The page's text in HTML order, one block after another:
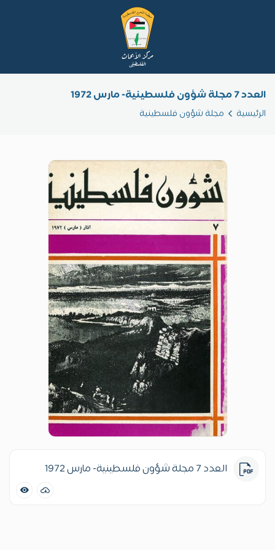
العدد 7 مجلة شؤون فلسطينية- مارس 1972
الرئيسية مجلة شؤون فلسطينية
العدد 7 مجلة شؤون فلسطينية- مارس 1972